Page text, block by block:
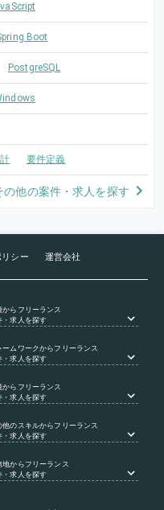
Boot
PostgreSQL
要件定義
の他の案件・求人を探す
シー 運営会社
からフリーランス
・求人を探す
ームワークからフリーランス
・求人を探す
からフリーランス
・求人を探す
他のスキルからフリーランス
・求人を探す
地からフリーランス
・求人を探す